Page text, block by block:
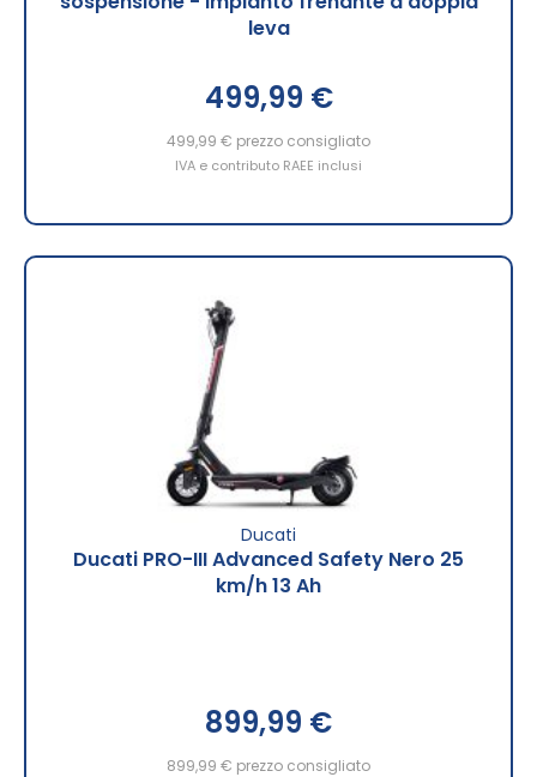
leva
499,99 €
499,99 € prezzo consigliato
IVA e contributo RAEE inclusi
Ducati
Ducati PRO-III Advanced Safety Nero 25
km/h 13 Ah
899,99 €
899,99 € prezzo consigliato